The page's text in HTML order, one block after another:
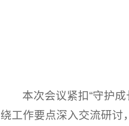
本次会议紧扣“守护
绕工作要点深入交流研讨